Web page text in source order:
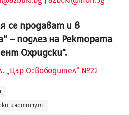
се продават и в
– подлез на Ректората
Охридски“.
„Цар Освободител“ №22
институт